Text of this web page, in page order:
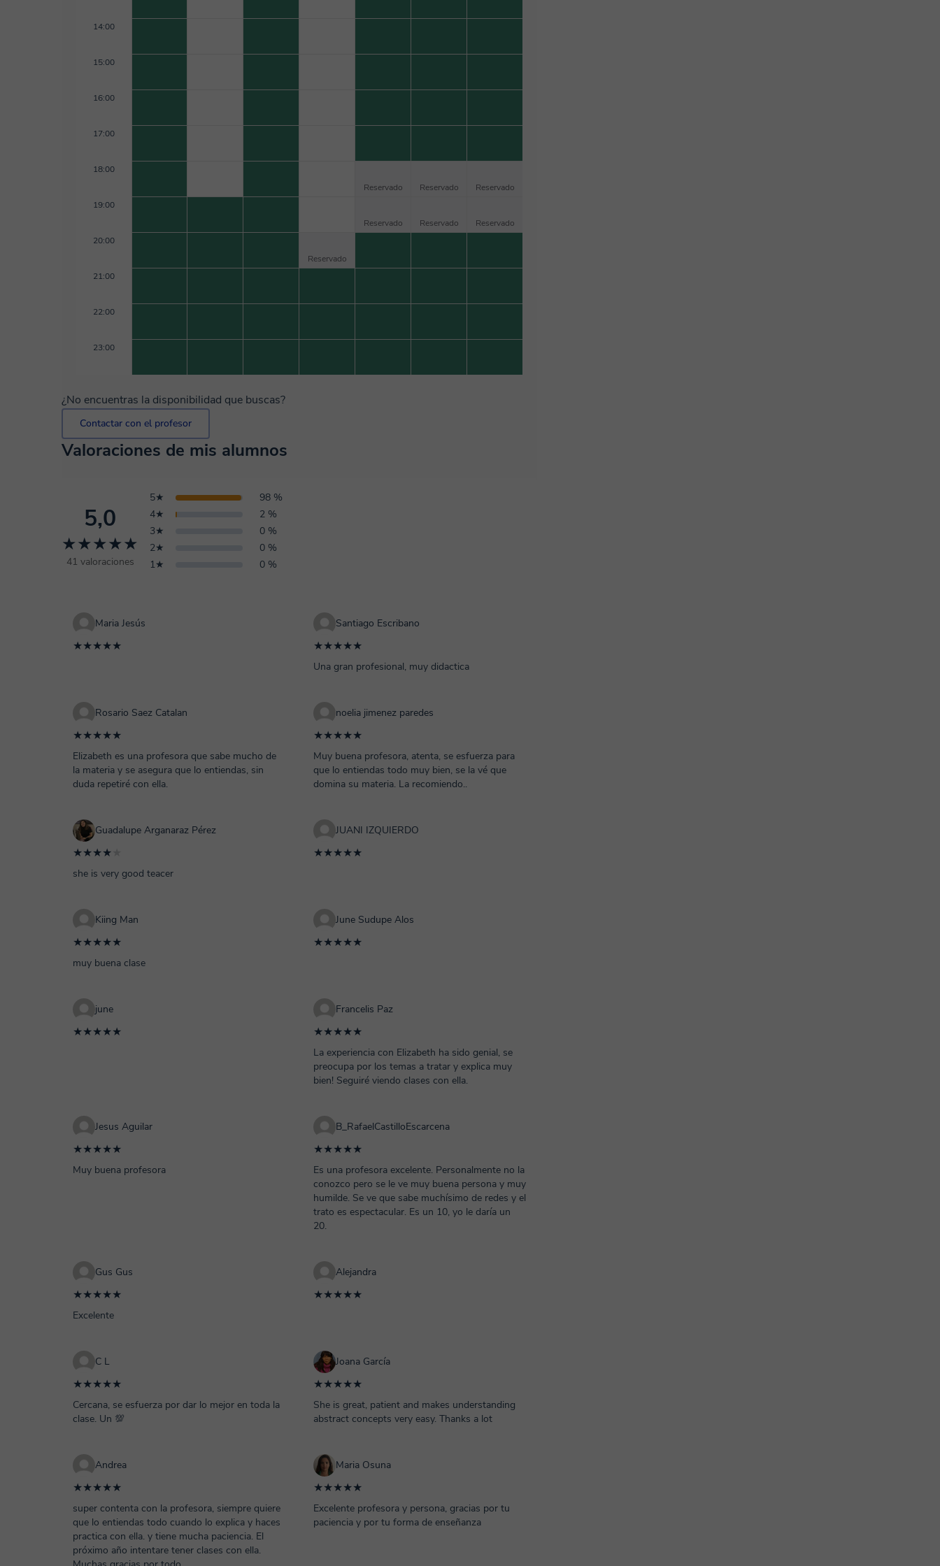
14:00
15:00
16:00
17:00
18:00
Reservado
Reservado
Reservado
19:00
Reservado
Reservado
Reservado
20:00
Reservado
21:00
22:00
23:00
¿No encuentras la disponibilidad que buscas?
Contactar con el profesor
Valoraciones de mis alumnos
5,0
★★★★★
41 valoraciones
5★
98 %
4★
2 %
3★
0 %
2★
0 %
1★
0 %
Maria Jesús
★★★★★
Santiago Escribano
★★★★★
Una gran profesional, muy didactica
Rosario Saez Catalan
★★★★★
Elizabeth es una profesora que sabe mucho de
la materia y se asegura que lo entiendas, sin
duda repetiré con ella.
noelia jimenez paredes
★★★★★
Muy buena profesora, atenta, se esfuerza para
que lo entiendas todo muy bien, se la vé que
domina su materia. La recomiendo..
Guadalupe Arganaraz Pérez
★★★★
she is very good teacer
JUANI IZQUIERDO
★★★★★
Kiing Man
★★★★★
muy buena clase
June Sudupe Alos
★★★★★
june
★★★★★
Francelis Paz
★★★★★
La experiencia con Elizabeth ha sido genial, se
preocupa por los temas a tratar y explica muy
bien! Seguiré viendo clases con ella.
Jesus Aguilar
★★★★★
Muy buena profesora
B_RafaelCastilloEscarcena
★★★★★
Es una profesora excelente. Personalmente no la
conozco pero se le ve muy buena persona y muy
humilde. Se ve que sabe muchísimo de redes y el
trato es espectacular. Es un 10, yo le daría un
20.
Gus Gus
★★★★★
Excelente
Alejandra
★★★★★
C L
★★★★★
Cercana, se esfuerza por dar lo mejor en toda la
clase. Un 💯
Joana García
★★★★★
She is great, patient and makes understanding
abstract concepts very easy. Thanks a lot
Andrea
★★★★★
super contenta con la profesora, siempre quiere
que lo entiendas todo cuando lo explica y haces
practica con ella. y tiene mucha paciencia. El
próximo año intentare tener clases con ella.
Maria Osuna
★★★★★
Excelente profesora y persona, gracias por tu
paciencia y por tu forma de enseñanza